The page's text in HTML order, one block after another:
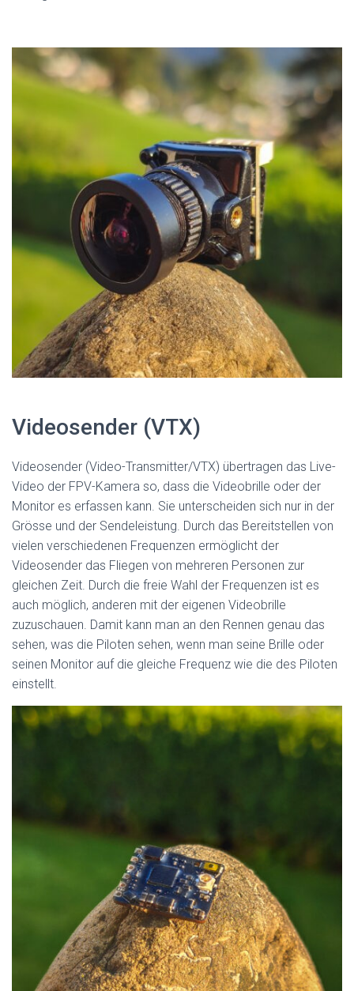
Videosender (VTX)
Videosender (Video-Transmitter/VTX) übertragen das Live-
Video der FPV-Kamera so, dass die Videobrille oder der
Monitor es erfassen kann. Sie unterscheiden sich nur in der
Grösse und der Sendeleistung. Durch das Bereitstellen von
vielen verschiedenen Frequenzen ermöglicht der
Videosender das Fliegen von mehreren Personen zur
gleichen Zeit. Durch die freie Wahl der Frequenzen ist es
auch möglich, anderen mit der eigenen Videobrille
zuzuschauen. Damit kann man an den Rennen genau das
sehen, was die Piloten sehen, wenn man seine Brille oder
seinen Monitor auf die gleiche Frequenz wie die des Piloten
einstellt.